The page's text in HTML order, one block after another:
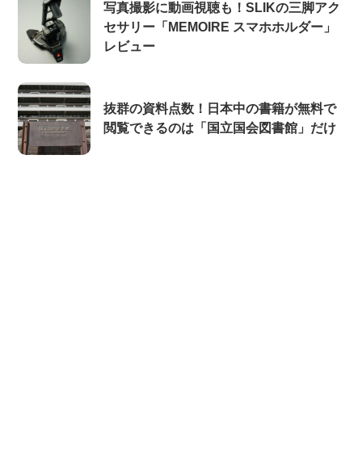
写真撮影に動画視聴も！SLIKの三脚アク
セサリー「MEMOIRE スマホホルダー」
レビュー
抜群の資料点数！日本中の書籍が無料で
閲覧できるのは「国立国会図書館」だけ